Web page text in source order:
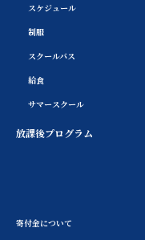
スケジュール
制服
スクールバス
給食
サマースクール
放課後プログラム
寄付金について